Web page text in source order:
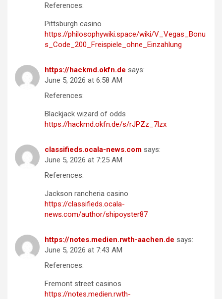
References:
Pittsburgh casino
https://philosophywiki.space/wiki/V_Vegas_Bonu
s_Code_200_Freispiele_ohne_Einzahlung
https://hackmd.okfn.de says:
June 5, 2026 at 6:58 AM
References:
Blackjack wizard of odds
https://hackmd.okfn.de/s/rJPZz_7lzx
classifieds.ocala-news.com says:
June 5, 2026 at 7:25 AM
References:
Jackson rancheria casino
https://classifieds.ocala-
news.com/author/shipoyster87
https://notes.medien.rwth-aachen.de says:
June 5, 2026 at 7:43 AM
References:
Fremont street casinos
https://notes.medien.rwth-